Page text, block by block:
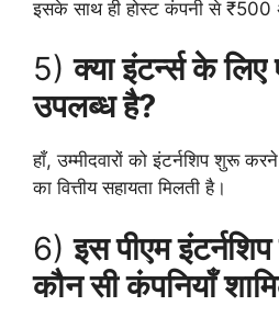
इसके साथ ही होस्ट कंपनी से ₹500
5)क्या इंटर्न्स के लिए
उपलब्ध है?
हाँ, उम्मीदवारों को इंटर्नशिप शुरू
का वित्तीय सहायता मिलती है।
6)इस पीएम
कौन सी कंपनियाँ